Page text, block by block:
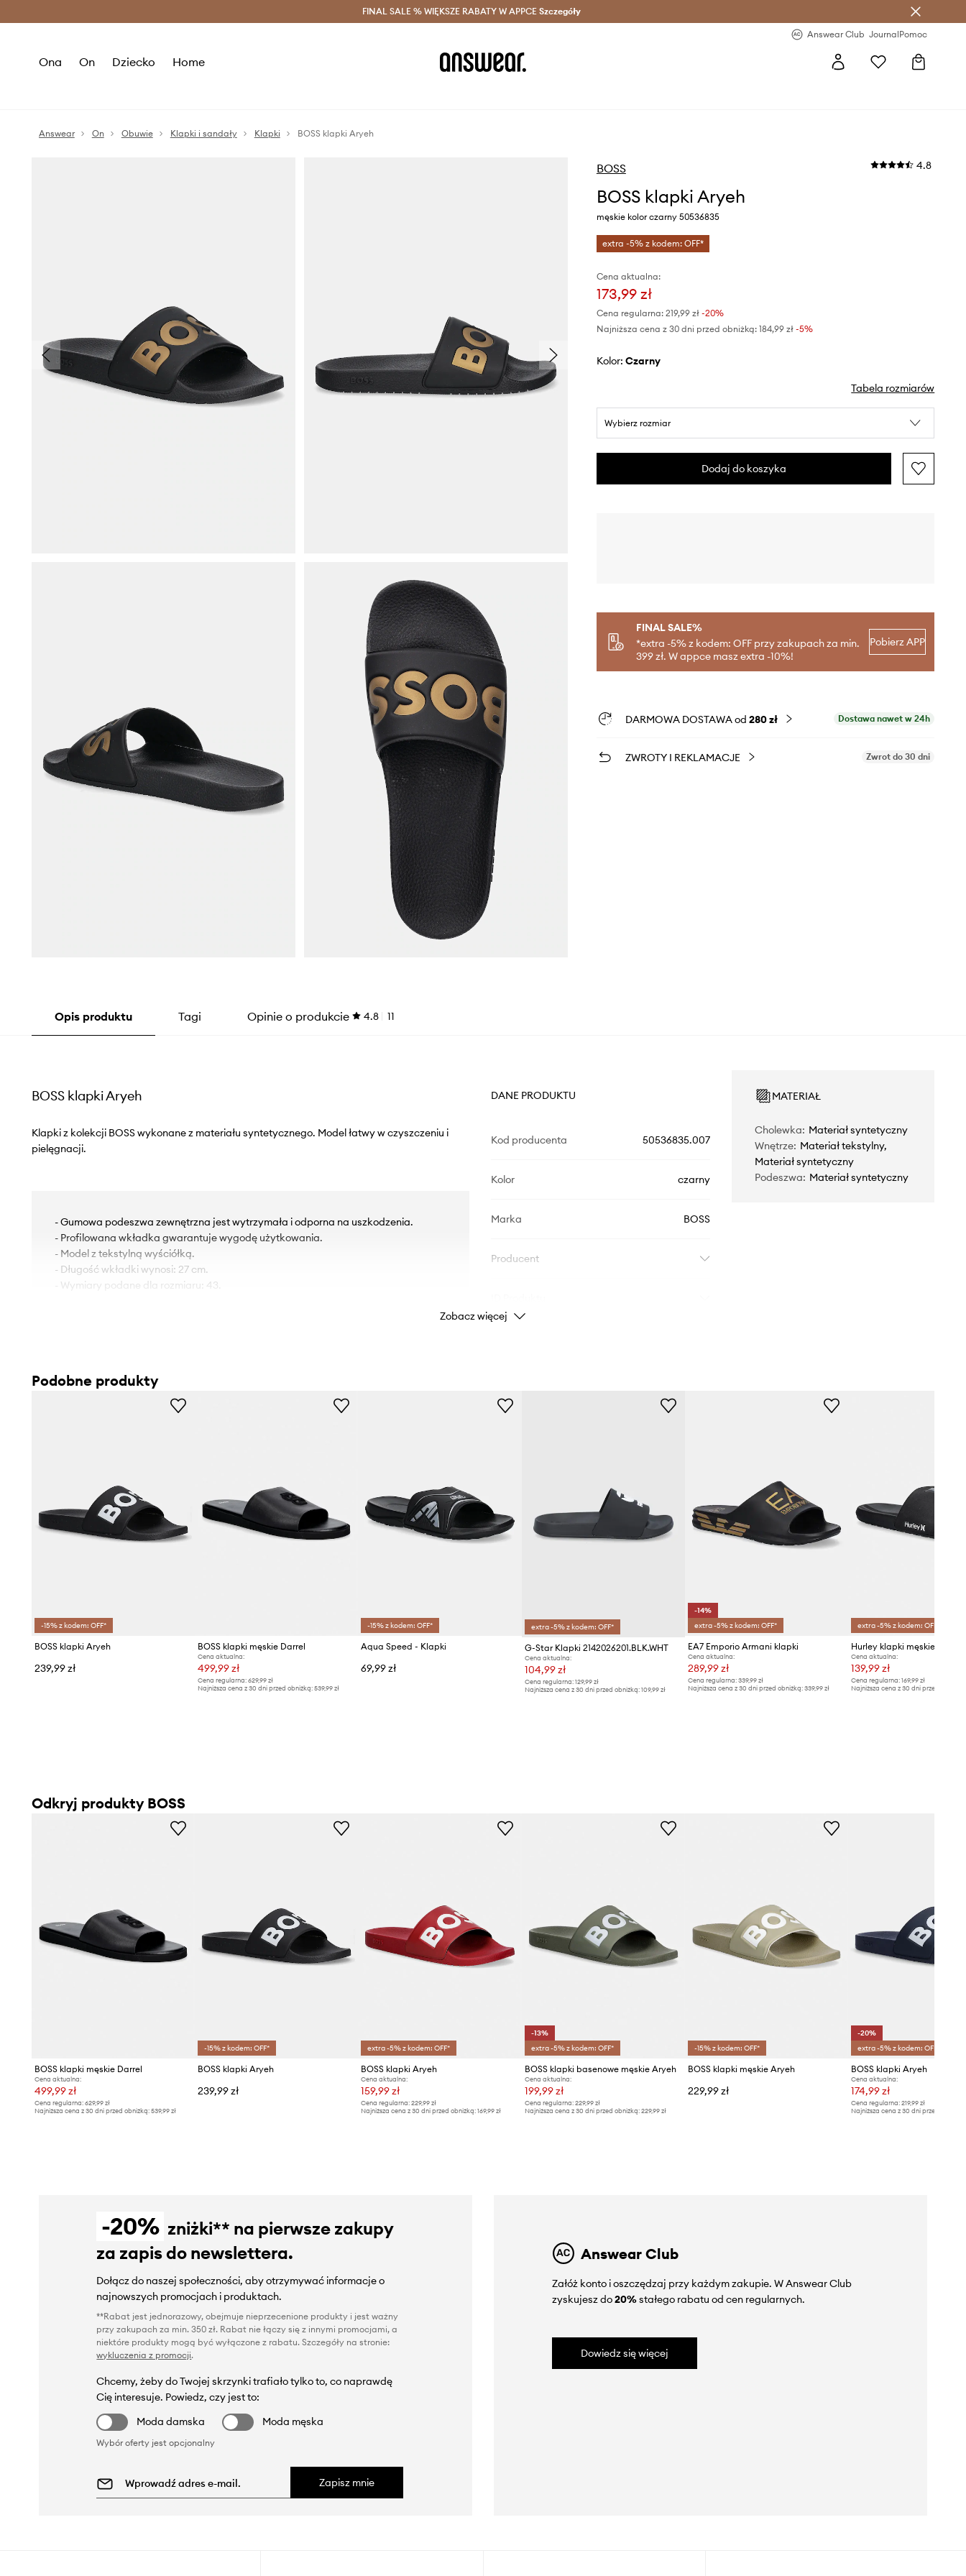
Oszczędzaj z Answear Club > Dostawa nawet w 24h >
FINAL SALE % WIĘKSZE RABATY W APPCE Szczegóły
Answear Club JournalPomoc
Ona On Dziecko Home
Answear On Obuwie Klapki i sandały Klapki BOSS klapki Aryeh
BOSS 4.8
BOSS klapki Aryeh
męskie kolor czarny 50536835
extra -5% z kodem: OFF*
Cena aktualna:
173,99 zł
Cena regularna: 219,99 zł-20%
Najniższa cena z 30 dni przed obniżką: 184,99 zł -5%
Kolor: czarny
Tabela rozmiarów
Wybierz rozmiar
Dodaj do koszyka
FINAL SALE%
*extra -5% z kodem: OFF przy zakupach za min.
399 zł. W appce masz extra -10%!
Pobierz APP
DARMOWA DOSTAWA od 280 zł Dostawa nawet w 24h
ZWROTY I REKLAMACJE Zwrot do 30 dni
Opis produktu Tagi Opinie o produkcie 4.8 11
BOSS klapki Aryeh
Klapki z kolekcji BOSS wykonane z materiału syntetycznego. Model łatwy w czyszczeniu i
pielęgnacji.
- Gumowa podeszwa zewnętrzna jest wytrzymała i odporna na uszkodzenia.
- Profilowana wkładka gwarantuje wygodę użytkowania.
- Model z tekstylną wyściółką.
- Długość wkładki wynosi: 27 cm.
- Wymiary podane dla rozmiaru: 43.
DANE PRODUKTU
Kod producenta 50536835.007
Kolor czarny
Marka BOSS
Producent
MATERIAŁ
Cholewka: Materiał syntetyczny
Wnętrze: Materiał tekstylny,
Materiał syntetyczny
Podeszwa: Materiał syntetyczny
Zobacz więcej
Podobne produkty
-15% z kodem: OFF*
BOSS klapki Aryeh
239,99 zł
BOSS klapki męskie Darrel
Cena aktualna:
499,99 zł
Cena regularna:629,99 zł
Najniższa cena z 30 dni przed obniżką:539,99 zł
-15% z kodem: OFF*
Aqua Speed - Klapki
69,99 zł
extra -5% z kodem: OFF*
G-Star Klapki 2142026201.BLK.WHT
Cena aktualna:
104,99 zł
Cena regularna: 129,99 zł
Najniższa cena z 30 dni przed obniżką: 109,99 zł
-14%
extra -5% z kodem: OFF*
EA7 Emporio Armani klapki
Cena aktualna:
289,99 zł
Cena regularna:339,99 zł
Najniższa cena z 30 dni przed obniżką:339,99 zł
extra -5% z kodem: OFF*
Hurley klapki męskie
Cena aktualna:
139,99 zł
Cena regularna: 169,99 zł
Najniższa cena z 30 dni przed obniżką:
Odkryj produkty BOSS
BOSS klapki męskie Darrel
Cena aktualna:
499,99 zł
Cena regularna: 629,99 zł
Najniższa cena z 30 dni przed obniżką: 539,99 zł
-15% z kodem: OFF*
BOSS klapki Aryeh
239,99 zł
extra -5% z kodem: OFF*
BOSS klapki Aryeh
Cena aktualna:
159,99 zł
Cena regularna: 229,99 zł
Najniższa cena z 30 dni przed obniżką: 169,99 zł
-13%
extra -5% z kodem: OFF*
BOSS klapki basenowe męskie Aryeh
Cena aktualna:
199,99 zł
Cena regularna: 229,99 zł
Najniższa cena z 30 dni przed obniżką: 229,99 zł
-15% z kodem: OFF*
BOSS klapki męskie Aryeh
229,99 zł
-20%
extra -5% z kodem: OFF*
BOSS klapki Aryeh
Cena aktualna:
174,99 zł
Cena regularna: 219,99 zł
Najniższa cena z 30 dni przed obniżką:
-20% zniżki** na pierwsze zakupy
za zapis do newslettera.
Dołącz do naszej społeczności, aby otrzymywać informacje o
najnowszych promocjach i produktach.
**Rabat jest jednorazowy, obejmuje nieprzecenione produkty i jest ważny
przy zakupach za min. 350 zł. Rabat nie łączy się z innymi promocjami, a
niektóre produkty mogą być wyłączone z rabatu. Szczegóły na stronie:
wykluczenia z promocji.
Chcemy, żeby do Twojej skrzynki trafiało tylko to, co naprawdę
Cię interesuje. Powiedz, czy jest to:
Moda damska
Moda męska
Wybór oferty jest opcjonalny
Zapisz mnie
Answear Club
Załóż konto i oszczędzaj przy każdym zakupie. W Answear Club
zyskujesz do20%stałego rabatu od cen regularnych.
Dowiedz się więcej